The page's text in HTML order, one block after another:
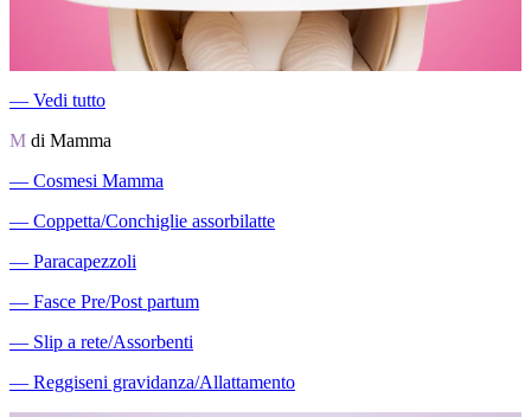
― Vedi tutto
M di Mamma
― Cosmesi Mamma
― Coppetta/Conchiglie assorbilatte
― Paracapezzoli
― Fasce Pre/Post partum
― Slip a rete/Assorbenti
― Reggiseni gravidanza/Allattamento